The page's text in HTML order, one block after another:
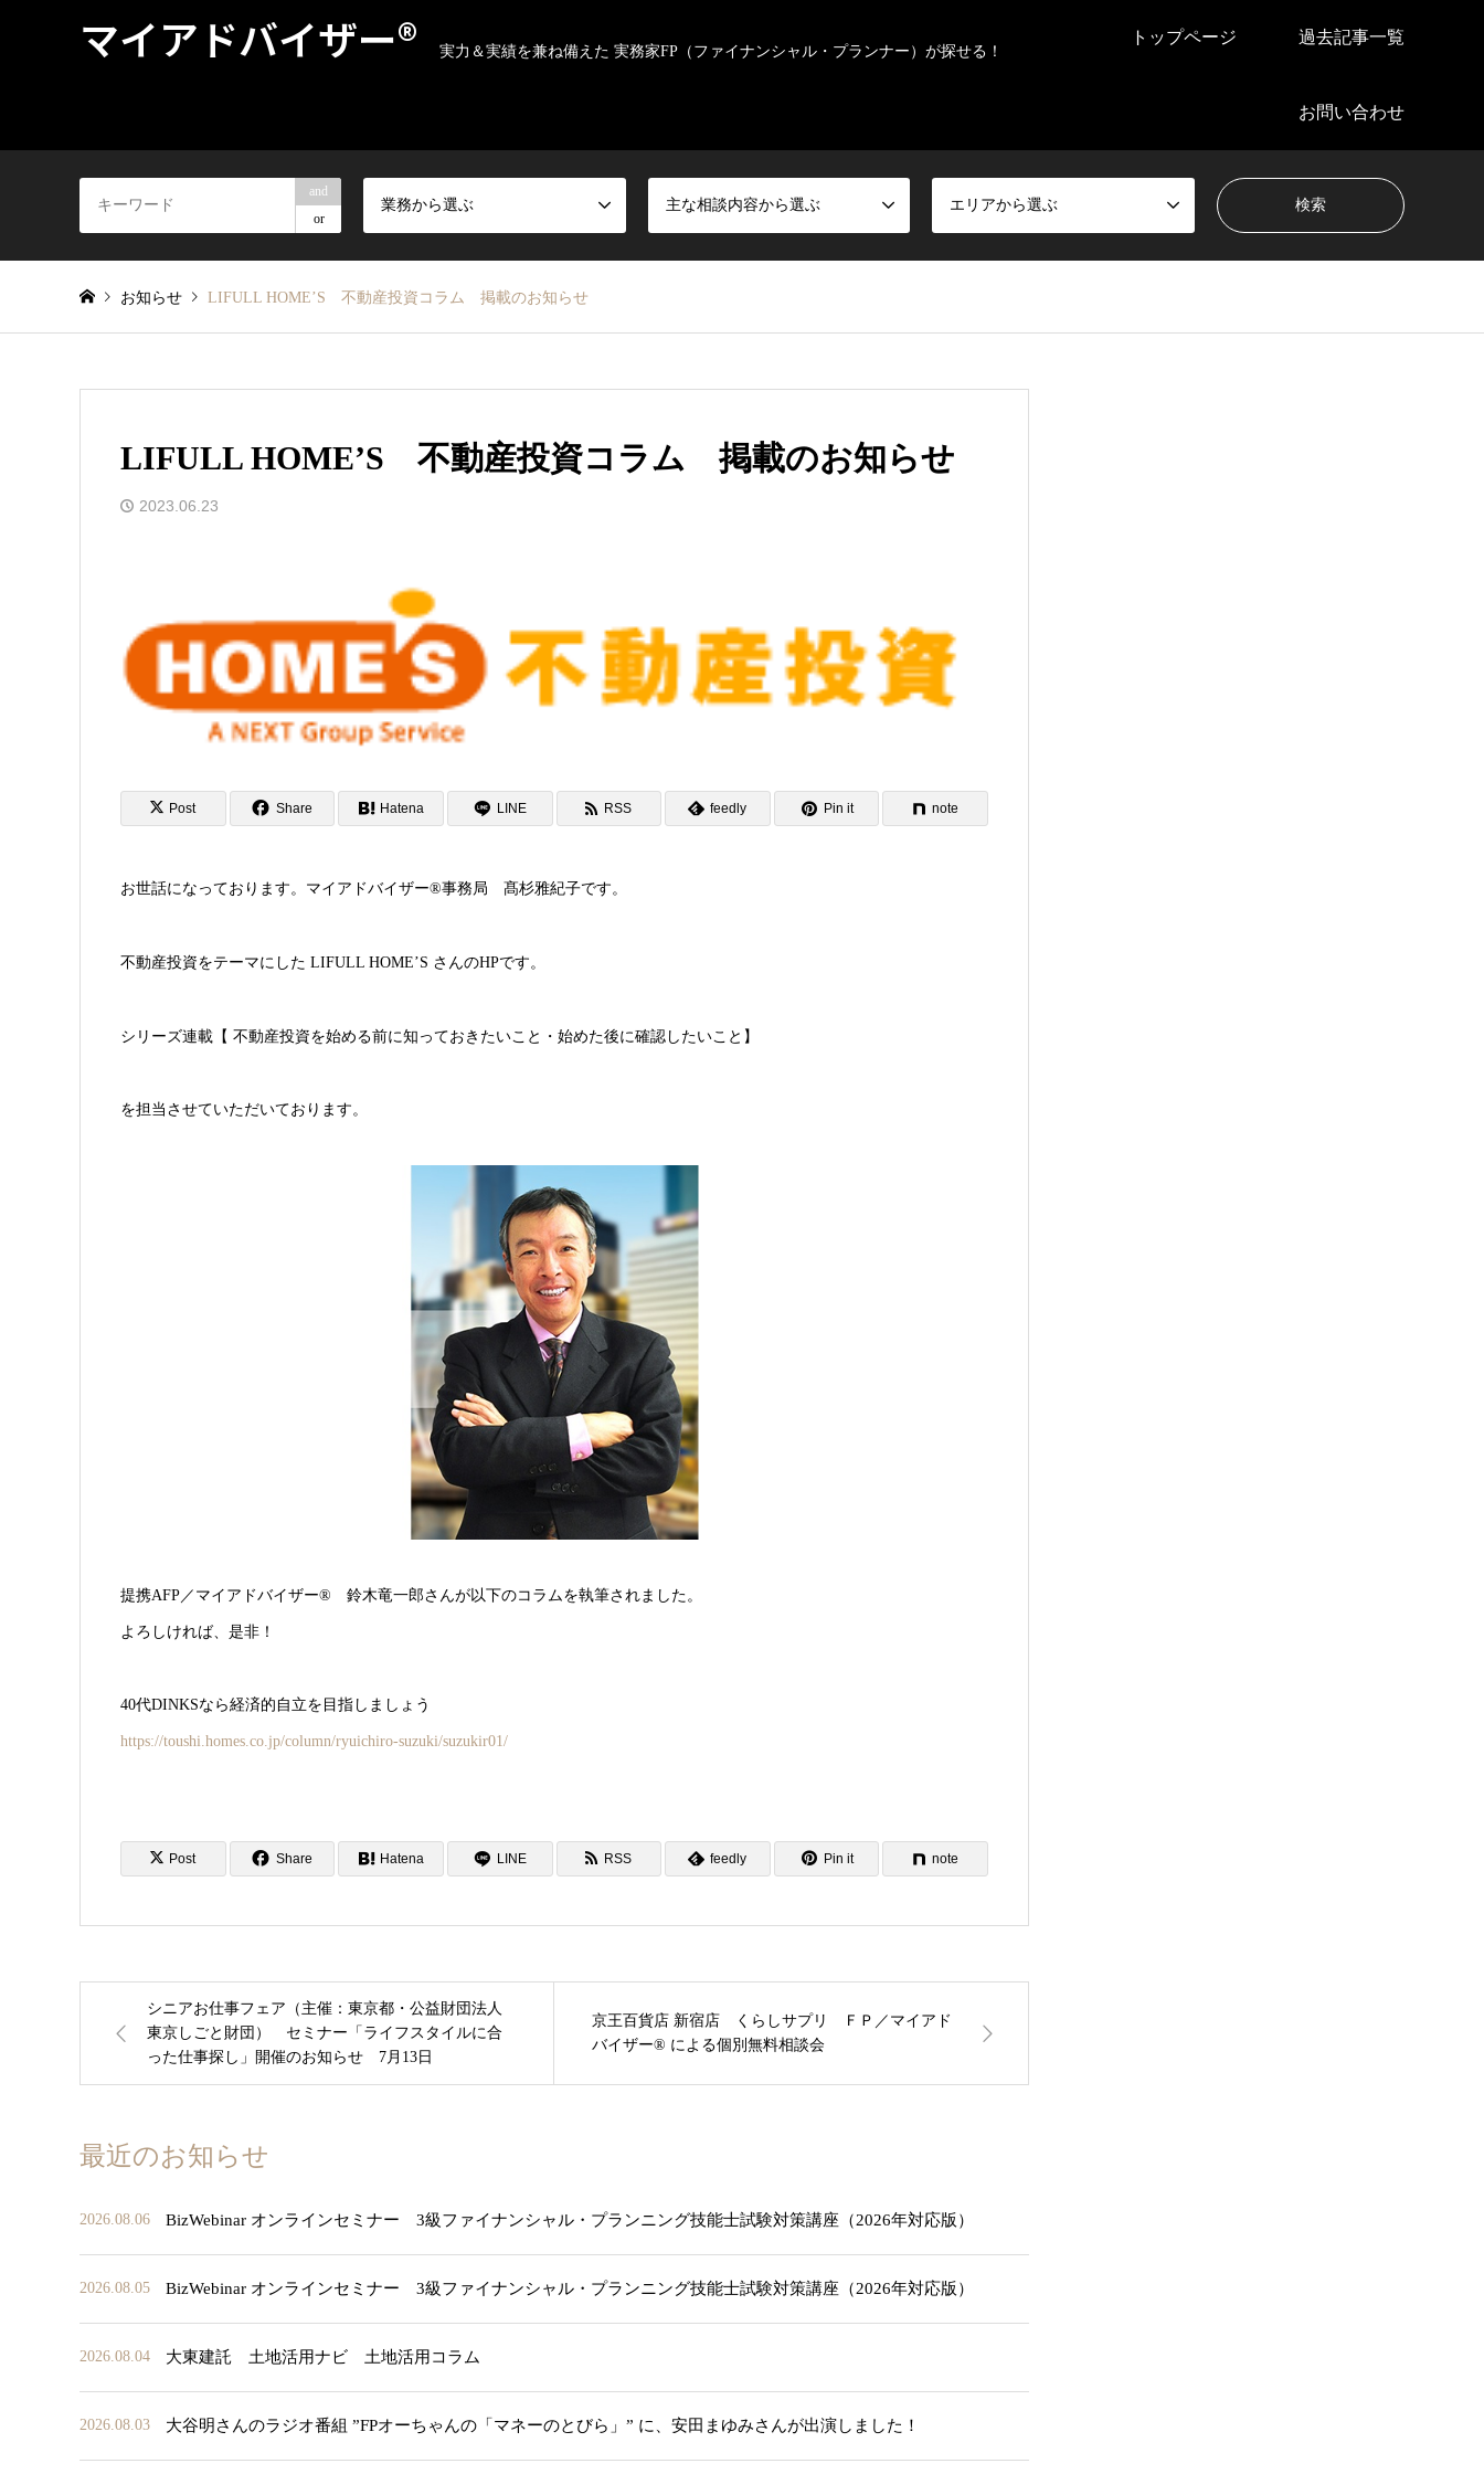
マイアドバイザー® 実力＆実績を兼ね備えた 実務家FP（ファイナンシャル・プランナー）が探せる！
トップページ 過去記事一覧
お問い合わせ
and
or
業務から選ぶ 主な相談内容から選ぶ エリアから選ぶ
お知らせ LIFULL HOME’S 不動産投資コラム 掲載のお知らせ
LIFULL HOME’S 不動産投資コラム 掲載のお知らせ
2023.06.23
Post Share Hatena LINE RSS feedly Pin it note
お世話になっております。マイアドバイザー®事務局 髙杉雅紀子です。
不動産投資をテーマにした LIFULL HOME’S さんのHPです。
シリーズ連載 【 不動産投資を始める前に知っておきたいこと・始めた後に確認したいこと】
を担当させていただいております。
提携AFP／マイアドバイザー® 鈴木竜一郎さんが以下のコラムを執筆されました。
よろしければ、是非！
40代DINKSなら経済的自立を目指しましょう
https://toushi.homes.co.jp/column/ryuichiro-suzuki/suzukir01/
Post Share Hatena LINE RSS feedly Pin it note
シニアお仕事フェア（主催：東京都・公益財団法人
東京しごと財団） セミナー「ライフスタイルに合
った仕事探し」開催のお知らせ 7月13日
京王百貨店 新宿店 くらしサプリ ＦＰ／マイアド
バイザー® による個別無料相談会
最近のお知らせ
2026.08.06 BizWebinar オンラインセミナー 3級ファイナンシャル・プランニング技能士試験対策講座（2026年対応版）
2026.08.05 BizWebinar オンラインセミナー 3級ファイナンシャル・プランニング技能士試験対策講座（2026年対応版）
2026.08.04 大東建託 土地活用ナビ 土地活用コラム
2026.08.03 大谷明さんのラジオ番組 ”FPオーちゃんの「マネーのとびら」” に、安田まゆみさんが出演しました！